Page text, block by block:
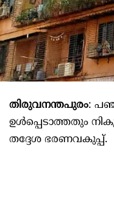
തിരുവനന്തപുരം:
ഉൾപ്പെടാത്തതും
തദ്ദേശ ഭരണവകുപ്പ്‌.